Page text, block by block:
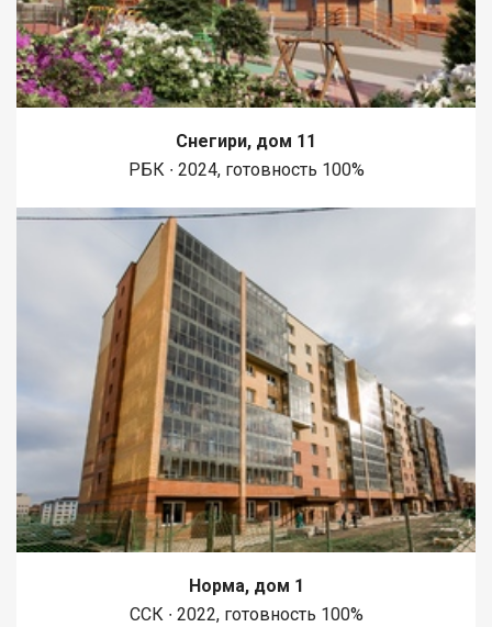
Снегири, дом 11
РБК ∙ 2024, готовность 100%
Норма, дом 1
ССК ∙ 2022, готовность 100%